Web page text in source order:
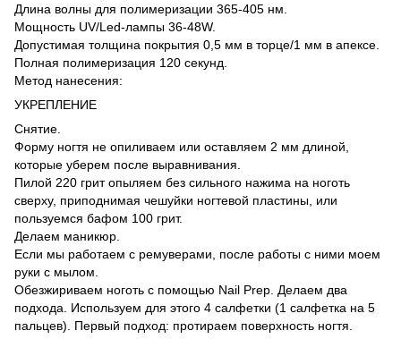
Длина волны для полимеризации 365-405 нм.
Мощность UV/Led-лампы 36-48W.
Допустимая толщина покрытия 0,5 мм в торце/1 мм в апексе.
Полная полимеризация 120 секунд.
Метод нанесения:
УКРЕПЛЕНИЕ
Снятие.
Форму ногтя не опиливаем или оставляем 2 мм длиной,
которые уберем после выравнивания.
Пилой 220 грит опыляем без сильного нажима на ноготь
сверху, приподнимая чешуйки ногтевой пластины, или
пользуемся бафом 100 грит.
Делаем маникюр.
Если мы работаем с ремуверами, после работы с ними моем
руки с мылом.
Обезжириваем ноготь с помощью Nail Prep. Делаем два
подхода. Используем для этого 4 салфетки (1 салфетка на 5
пальцев). Первый подход: протираем поверхность ногтя.